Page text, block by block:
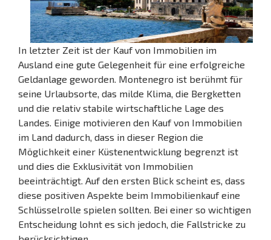
In letzter Zeit ist der Kauf von Immobilien im
Ausland eine gute Gelegenheit für eine erfolgreiche
Geldanlage geworden. Montenegro ist berühmt für
seine Urlaubsorte, das milde Klima, die Bergketten
und die relativ stabile wirtschaftliche Lage des
Landes. Einige motivieren den Kauf von Immobilien
im Land dadurch, dass in dieser Region die
Möglichkeit einer Küstenentwicklung begrenzt ist
und dies die Exklusivität von Immobilien
beeinträchtigt. Auf den ersten Blick scheint es, dass
diese positiven Aspekte beim Immobilienkauf eine
Schlüsselrolle spielen sollten. Bei einer so wichtigen
Entscheidung lohnt es sich jedoch, die Fallstricke zu